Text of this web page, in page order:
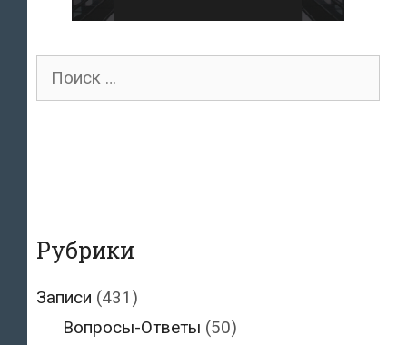
Поиск
Рубрики
Записи (431)
Вопросы-Ответы (50)